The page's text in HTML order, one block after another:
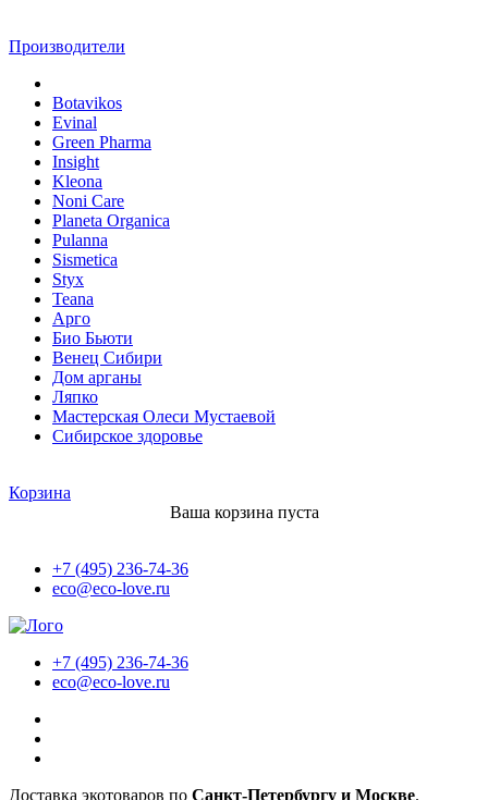
Производители
Botavikos
Evinal
Green Pharma
Insight
Kleona
Noni Care
Planeta Organica
Pulanna
Sismetica
Styx
Teana
Арго
Био Бьюти
Венец Сибири
Дом арганы
Ляпко
Мастерская Олеси Мустаевой
Сибирское здоровье
Корзина
Ваша корзина пуста
+7 (495) 236-74-36
eco@eco-love.ru
+7 (495) 236-74-36
eco@eco-love.ru
Доставка экотоваров по Санкт-Петербургу и Москве.